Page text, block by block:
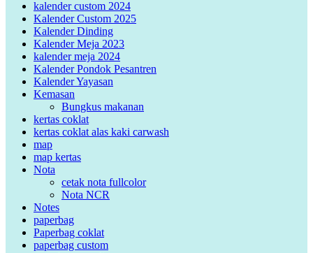
kalender custom 2024
Kalender Custom 2025
Kalender Dinding
Kalender Meja 2023
kalender meja 2024
Kalender Pondok Pesantren
Kalender Yayasan
Kemasan
Bungkus makanan
kertas coklat
kertas coklat alas kaki carwash
map
map kertas
Nota
cetak nota fullcolor
Nota NCR
Notes
paperbag
Paperbag coklat
paperbag custom